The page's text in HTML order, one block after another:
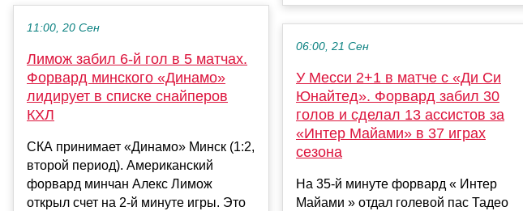
11:00, 20 Сен
Лимож забил 6-й гол в 5 матчах.
Форвард минского «Динамо»
лидирует в списке снайперов
КХЛ
СКА принимает «Динамо» Минск (1:2,
второй период). Американский
форвард минчан Алекс Лимож
открыл счет на 2-й минуте игры. Это
06:00, 21 Сен
У Месси 2+1 в матче с «Ди Си
Юнайтед». Форвард забил 30
голов и сделал 13 ассистов за
«Интер Майами» в 37 играх
сезона
На 35-й минуте форвард « Интер
Майами » отдал голевой пас Тадео